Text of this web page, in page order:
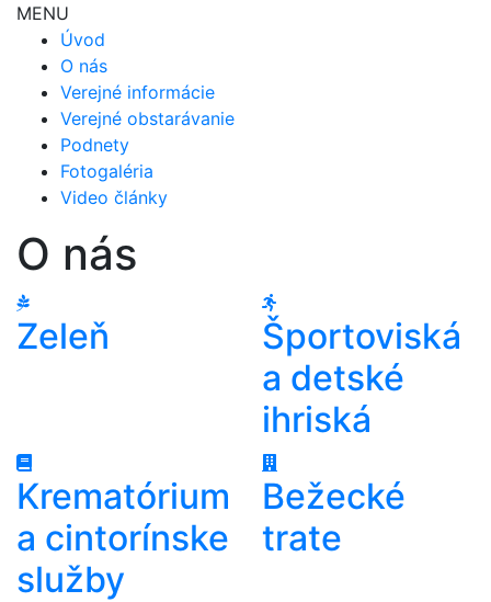
MENU
Úvod
O nás
Verejné informácie
Verejné obstarávanie
Podnety
Fotogaléria
Video články
O nás
Zeleň
Športoviská
a detské
ihriská
Krematórium
a cintorínske
služby
Bežecké
trate